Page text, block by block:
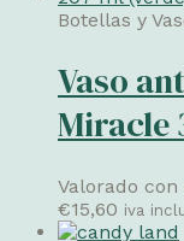
Botellas y
Vaso
Miracle
Valorado con
€15,60 iva